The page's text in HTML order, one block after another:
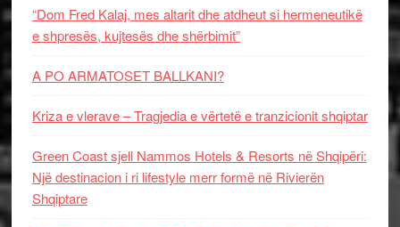
“Dom Fred Kalaj, mes altarit dhe atdheut si hermeneutikë
e shpresës, kujtesës dhe shërbimit”
A PO ARMATOSET BALLKANI?
Kriza e vlerave – Tragjedia e vërtetë e tranzicionit shqiptar
Green Coast sjell Nammos Hotels & Resorts në Shqipëri:
Një destinacion i ri lifestyle merr formë në Rivierën
Shqiptare